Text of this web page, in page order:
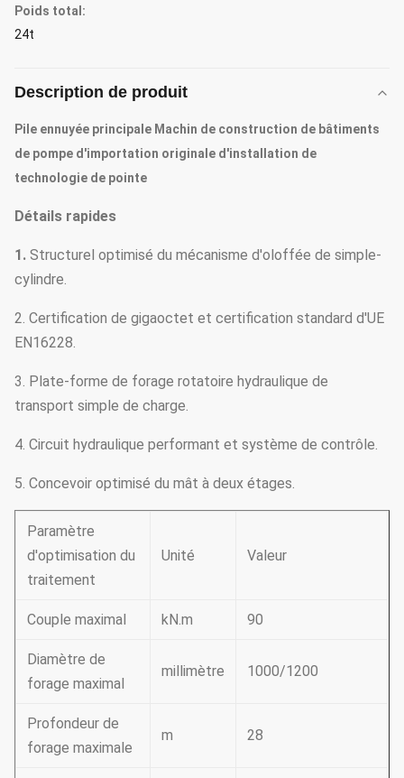
Poids total:
24t
Description de produit
Pile ennuyée principale Machin de construction de bâtiments
de pompe d'importation originale d'installation de
technologie de pointe
Détails rapides
1. Structurel optimisé du mécanisme d'oloffée de simple-
cylindre.
2. Certification de gigaoctet et certification standard d'UE
EN16228.
3. Plate-forme de forage rotatoire hydraulique de
transport simple de charge.
4. Circuit hydraulique performant et système de contrôle.
5. Concevoir optimisé du mât à deux étages.
Paramètre
d'optimisation du
traitement
Unité Valeur
Couple maximal kN.m 90
Diamètre de
forage maximal
millimètre 1000/1200
Profondeur de
forage maximale
m 28